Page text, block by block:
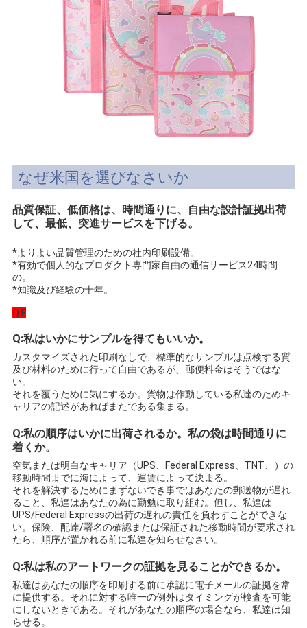
なぜ米国を選びなさいか
品質保証、低価格は、時間通りに、自由な設計証拠出荷
して、最低、突進サービスを下げる。
*よりよい品質管理のための社内印刷設備。
*有効で個人的なプロダクト専門家自由の通信サービス24時間
の。
*知識及び経験の十年。
Q F
Q:私はいかにサンプルを得てもいいか。
カスタマイズされた印刷なしで、標準的なサンプルは点検する質
及び材料のために行って自由であるが、郵便料金はそうではな
い。
それを覆うために気にするか。貨物は作動している私達のためキ
ャリアの記述があればまたである集まる。
Q:私の順序はいかに出荷されるか。私の袋は時間通りに
着くか。
空気または明白なキャリア（UPS、Federal Express、TNT、）の
移動時間までに海によって、運賃によって決まる。
それを解決するためにまずないでき事ではあなたの郵送物が遅れ
ること、私達はあなたの為に勤勉に取り組む。但し、私達は
UPS/Federal Expressの出荷の遅れの責任を負わすことができな
い。保険、配達/署名の確認または保証された移動時間が要求され
たら、順序が置かれる前に私達を知らせなさい。
Q:私は私のアートワークの証拠を見ることができるか。
私達はあなたの順序を印刷する前に承認に電子メールの証拠を常
に提供する。それに対する唯一の例外はタイミングが検査を可能
にしないときである。それがあなたの順序の場合なら、私達は知
らせる。